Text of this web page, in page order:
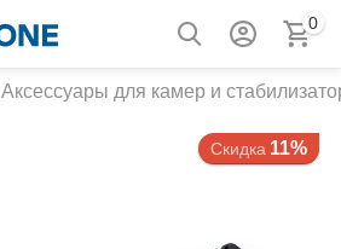
0
Аксессуары для камер и
Скидка 11%